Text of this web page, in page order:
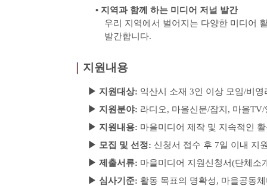
• 지역과 함께 하는 미디어 저널 발간
우리 지역에서 벌어지는 다양한 미디어
발간합니다.
지원내용
▶ 지원대상: 익산시 소재 3인 이상 모임/비영
▶ 지원분야: 라디오, 마을신문/잡지 , 마을TV/
▶ 지원내용: 마을미디어 제작 및 지속적인
▶ 모집 및 선정: 신청서 접수 후 7일 이내 지
▶ 제출서류: 마을미디어 지원신청서(단체소
▶ 심사기준: 활동 목표의 명확성, 마을공동